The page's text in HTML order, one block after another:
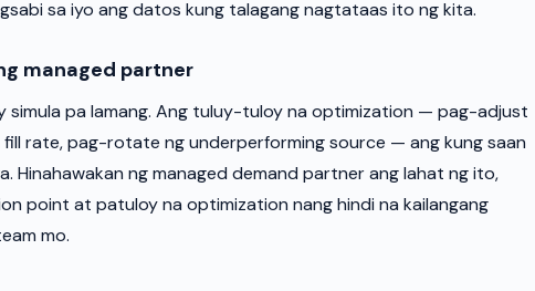
sa iyo ang datos kung talagang nagtataas ito ng kita.
managed partner
simula pa lamang. Ang tuluy-tuloy na optimization — pag-adjust
rate, pag-rotate ng underperforming source — ang kung saan
Hinahawakan ng managed demand partner ang lahat ng ito,
point at patuloy na optimization nang hindi na kailangang
mo.